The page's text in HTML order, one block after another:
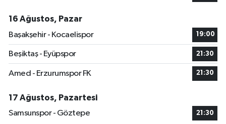
16 Ağustos, Pazar
Başakşehir - Kocaelispor
19:00
Beşiktaş - Eyüpspor 21:30
Amed - Erzurumspor FK 21:30
17 Ağustos, Pazartesi
Samsunspor - Göztepe
21:30